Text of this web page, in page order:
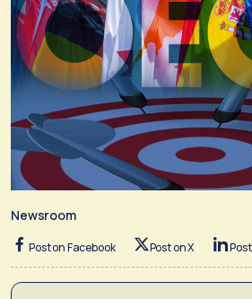
Newsroom
Post on Facebook Post on X